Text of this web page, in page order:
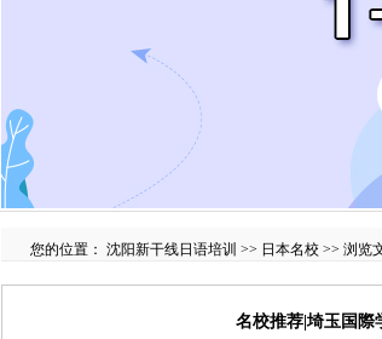
您的位置： 沈阳新干线日语培训 >> 日本名校 >> 浏览
名校推荐|埼玉国際